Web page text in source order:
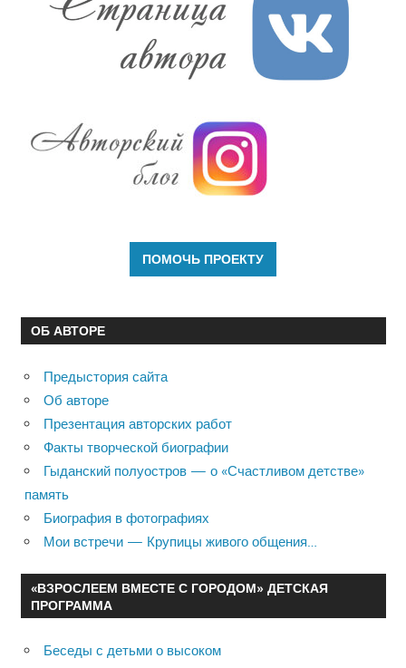
ОБ АВТОРЕ
Предыстория сайта
Об авторе
Презентация авторских работ
Факты творческой биографии
Гыданский полуостров — о «Счастливом детстве»
память
Биография в фотографиях
Мои встречи — Крупицы живого общения…
«ВЗРОСЛЕЕМ ВМЕСТЕ С ГОРОДОМ» ДЕТСКАЯ
ПРОГРАММА
Беседы с детьми о высоком